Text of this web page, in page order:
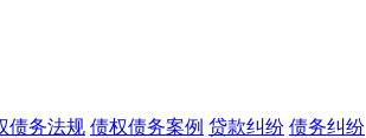
债务法规 债权债务案例 贷款纠纷 债务纠纷